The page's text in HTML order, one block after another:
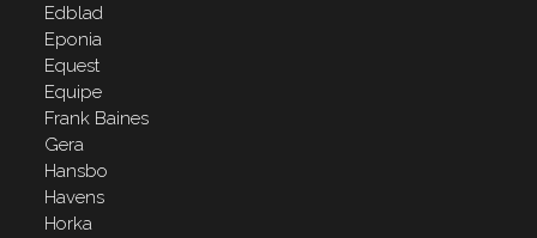
Edblad
Eponia
Equest
Equipe
Frank Baines
Gera
Hansbo
Havens
Horka